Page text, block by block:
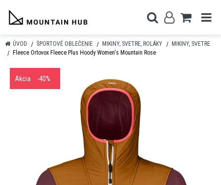
ÚVOD ŠPORTOVÉ OBLEČENIE MIKINY, SVETRE, ROLÁKY
MIKINY, SVETRE
Fleece Ortovox Fleece Plus Hoody Women's Mountain Rose
Akcia -40%